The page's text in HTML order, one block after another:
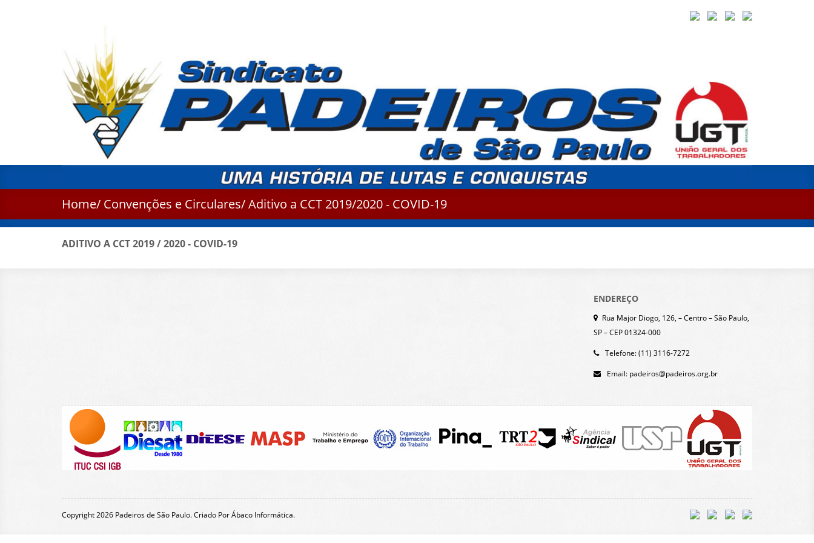
Home/ Convenções e Circulares/ Aditivo a CCT 2019/2020 - COVID-19
ADITIVO A CCT 2019 / 2020 - COVID-19
ENDEREÇO
Rua Major Diogo, 126, – Centro – São Paulo,
SP – CEP 01324-000
Telefone: (11) 3116-7272
Email: padeiros@padeiros.org.br
Copyright 2026 Padeiros de São Paulo. Criado PorÁbaco Informática.